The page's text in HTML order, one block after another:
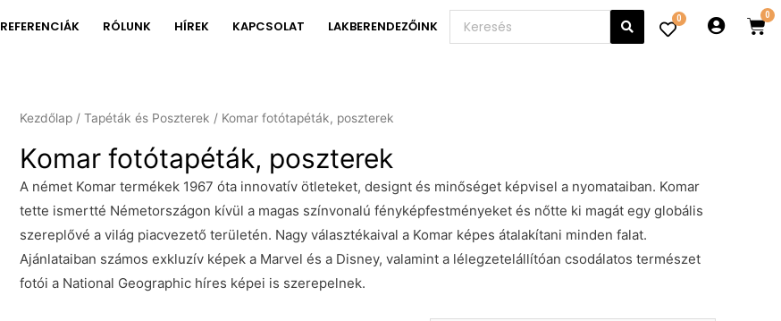
REFERENCIÁK RÓLUNK HÍREK KAPCSOLAT LAKBERENDEZŐINK 0
Kezdőlap / Tapéták és Poszterek / Komar fotótapéták, poszterek
Komar fotótapéták, poszterek
A német Komar termékek 1967 óta innovatív ötleteket, designt és minőséget képvisel a nyomataiban. Komar
tette ismertté Németországon kívül a magas színvonalú fényképfestményeket és nőtte ki magát egy globális
szereplővé a világ piacvezető területén. Nagy választékaival a Komar képes átalakítani minden falat.
Ajánlataiban számos exkluzív képek a Marvel és a Disney, valamint a lélegzetelállítóan csodálatos természet
fotói a National Geographic híres képei is szerepelnek.